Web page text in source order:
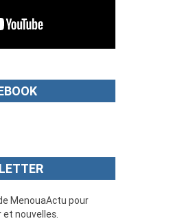
MenouaActu pour
nouvelles.